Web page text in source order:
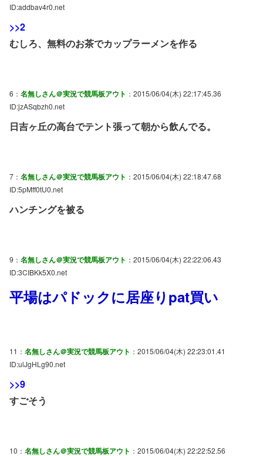
ID:addbav4r0.net
>>2
むしろ、無料のお茶でカップラーメンを作る
6： 名無しさん＠実況で競馬板アウト ：2015/06/04(木) 22:17:45.36
ID:jzASqbzh0.net
日吉ヶ丘の高台でテント張って朝から飲んでる。
7： 名無しさん＠実況で競馬板アウト ：2015/06/04(木) 22:18:47.68
ID:5pMff0tU0.net
ハンチングを被る
9： 名無しさん＠実況で競馬板アウト ：2015/06/04(木) 22:22:06.43
ID:3CIBKk5X0.net
平場はパドックに居座りpat買い
11： 名無しさん＠実況で競馬板アウト ：2015/06/04(木) 22:23:01.41
ID:ulJgHLg90.net
>>9
すごそう
10： 名無しさん＠実況で競馬板アウト ：2015/06/04(木) 22:22:52.56